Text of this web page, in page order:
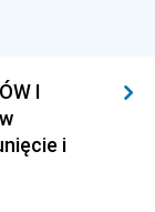
I
i